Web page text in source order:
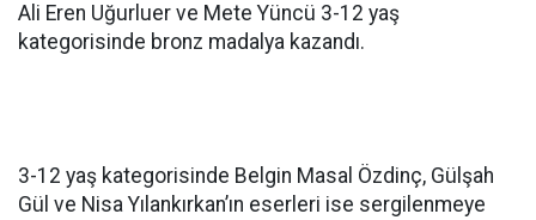
Ali Eren Uğurluer ve Mete Yüncü 3-12 yaş
kategorisinde bronz madalya kazandı.
3-12 yaş kategorisinde Belgin Masal Özdinç, Gülşah
Gül ve Nisa Yılankırkan’ın eserleri ise sergilenmeye